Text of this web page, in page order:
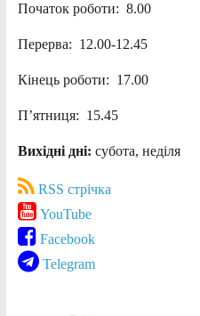
Початок роботи: 8.00
Перерва: 12.00-12.45
Кінець роботи: 17.00
П’ятниця: 15.45
Вихідні дні: субота, неділя
RSS стрічка
YouTube
Facebook
Telegram